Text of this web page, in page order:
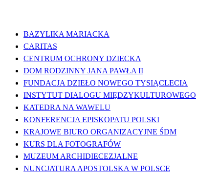
BAZYLIKA MARIACKA
CARITAS
CENTRUM OCHRONY DZIECKA
DOM RODZINNY JANA PAWŁA II
FUNDACJA DZIEŁO NOWEGO TYSIĄCLECIA
INSTYTUT DIALOGU MIĘDZYKULTUROWEGO
KATEDRA NA WAWELU
KONFERENCJA EPISKOPATU POLSKI
KRAJOWE BIURO ORGANIZACYJNE ŚDM
KURS DLA FOTOGRAFÓW
MUZEUM ARCHIDIECEZJALNE
NUNCJATURA APOSTOLSKA W POLSCE